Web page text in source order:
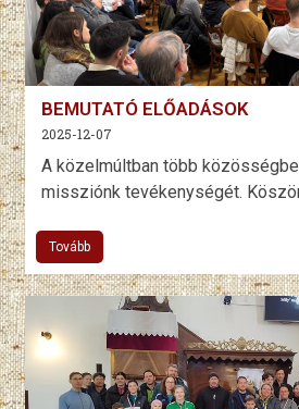
BEMUTATÓ ELŐADÁSOK
2025-12-07
A közelmúltban több
missziónk tevékenységét.
Tovább